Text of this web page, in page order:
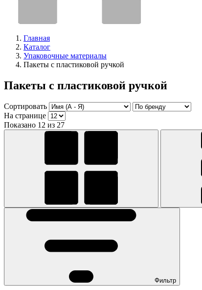
Главная
Каталог
Упаковочные материалы
Пакеты с пластиковой ручкой
Пакеты с пластиковой ручкой
Сортировать
На странице
Показано 12 из 27
Фильтр